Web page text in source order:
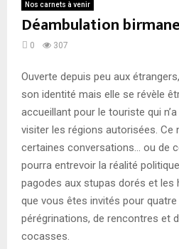
Nos carnets à venir
Déambulation birmane
0 307
Ouverte depuis peu aux
son identité mais elle se révèle
accueillant pour le touriste qui
visiter les régions autorisées. Ce
certaines conversations… ou de
pourra entrevoir la réalité
pagodes aux stupas dorés et
que vous êtes invités pour
pérégrinations, de rencontres et
cocasses.